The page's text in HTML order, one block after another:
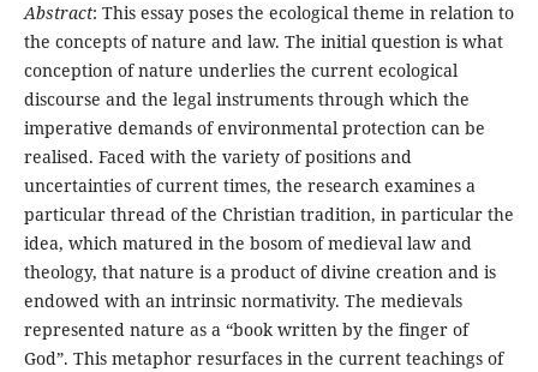
Abstract: This essay poses the ecological theme in relation to
the concepts of nature and law. The initial question is what
conception of nature underlies the current ecological
discourse and the legal instruments through which the
imperative demands of environmental protection can be
realised. Faced with the variety of positions and
uncertainties of current times, the research examines a
particular thread of the Christian tradition, in particular the
idea, which matured in the bosom of medieval law and
theology, that nature is a product of divine creation and is
endowed with an intrinsic normativity. The medievals
represented nature as a “book written by the finger of
God”. This metaphor resurfaces in the current teachings of